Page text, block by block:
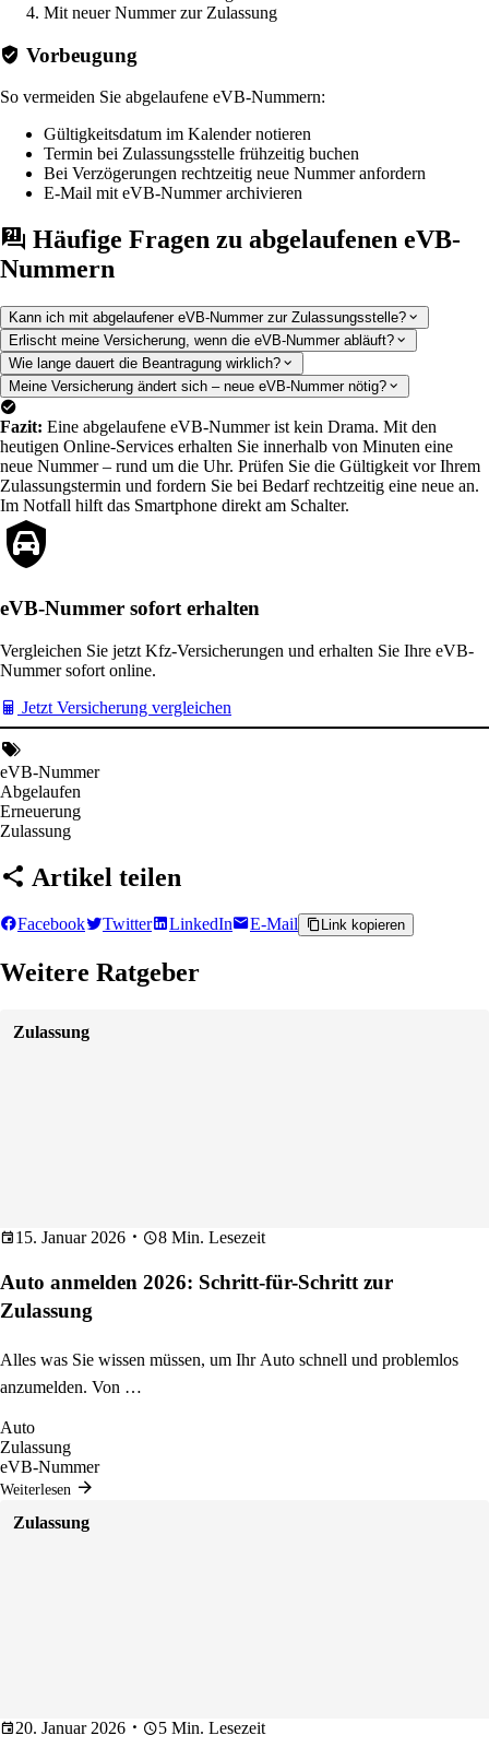
Mit neuer Nummer zur Zulassung
Vorbeugung
So vermeiden Sie abgelaufene eVB-Nummern:
Gültigkeitsdatum im Kalender notieren
Termin bei Zulassungsstelle frühzeitig buchen
Bei Verzögerungen rechtzeitig neue Nummer anfordern
E-Mail mit eVB-Nummer archivieren
Häufige Fragen zu abgelaufenen eVB-
Nummern
Kann ich mit abgelaufener eVB-Nummer zur Zulassungsstelle?
Erlischt meine Versicherung, wenn die eVB-Nummer abläuft?
Wie lange dauert die Beantragung wirklich?
Meine Versicherung ändert sich – neue eVB-Nummer nötig?
Fazit: Eine abgelaufene eVB-Nummer ist kein Drama. Mit den
heutigen Online-Services erhalten Sie innerhalb von Minuten eine
neue Nummer – rund um die Uhr. Prüfen Sie die Gültigkeit vor Ihrem
Zulassungstermin und fordern Sie bei Bedarf rechtzeitig eine neue an.
Im Notfall hilft das Smartphone direkt am Schalter.
eVB-Nummer sofort erhalten
Vergleichen Sie jetzt Kfz-Versicherungen und erhalten Sie Ihre eVB-
Nummer sofort online.
Jetzt Versicherung vergleichen
eVB-Nummer
Abgelaufen
Erneuerung
Zulassung
Artikel teilen
Facebook Twitter LinkedIn E-Mail Link kopieren
Weitere Ratgeber
Zulassung
15. Januar 2026 8 Min. Lesezeit
Auto anmelden 2026: Schritt-für-Schritt zur
Zulassung
Alles was Sie wissen müssen, um Ihr Auto schnell und problemlos
anzumelden. Von …
Auto
Zulassung
eVB-Nummer
Weiterlesen
Zulassung
20. Januar 2026 5 Min. Lesezeit